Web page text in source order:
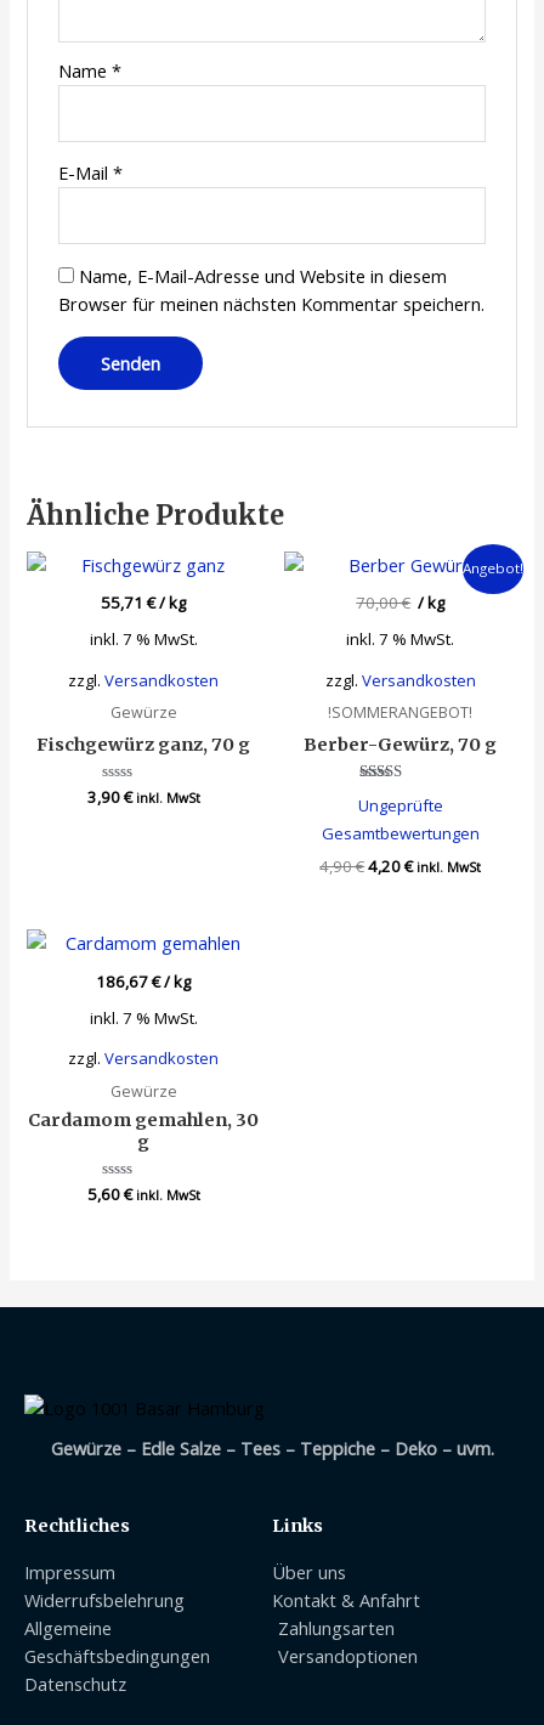
Name *
E-Mail *
Name, E-Mail-Adresse und Website in diesem
Browser für meinen nächsten Kommentar speichern.
Ähnliche Produkte
55,71€/kg
inkl. 7 % MwSt.
zzgl.Versandkosten
Gewürze
Fischgewürz ganz, 70 g
Bewertet
3,90€ inkl. MwSt
Angebot!
70,00€ /kg
inkl. 7 % MwSt.
zzgl. Versandkosten
!SOMMERANGEBOT!
Berber-Gewürz, 70 g
mit
4.00
von 5
Ungeprüfte
Gesamtbewertungen
4,90€4,20€ inkl. MwSt
186,67€/kg
inkl. 7 % MwSt.
zzgl.Versandkosten
Gewürze
Cardamom gemahlen, 30
g
Bewertet
5,60€ inkl. MwSt
Gewürze – Edle Salze – Tees – Teppiche – Deko – uvm.
Rechtliches
Impressum
Widerrufsbelehrung
Allgemeine
Geschäftsbedingungen
Datenschutz
Links
Über uns
Kontakt & Anfahrt
Zahlungsarten
Versandoptionen